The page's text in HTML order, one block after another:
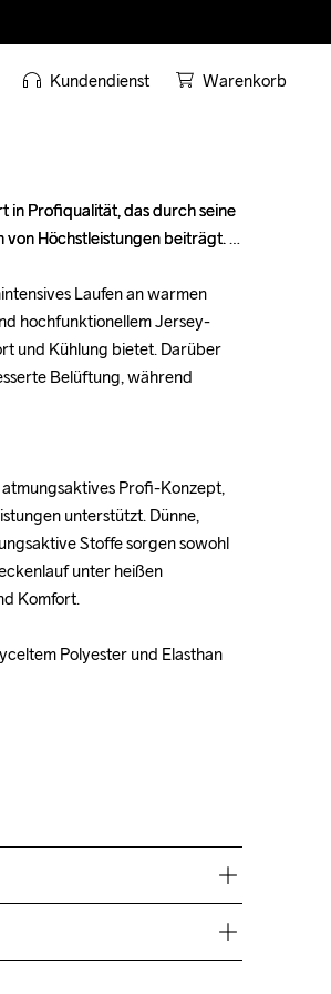
Kundendienst Warenkorb
in Profiqualität, das durch seine
Höchstleistungen beiträgt.
Laufen an warmen
hochfunktionellem Jersey-
und Kühlung bietet. Darüber
Belüftung, während
Profi-Konzept,
unterstützt. Dünne,
Stoffe sorgen sowohl
unter heißen
Komfort.
Polyester und Elasthan
in Profiqualität, das durch seine
Höchstleistungen beiträgt.
Laufen an warmen
hochfunktionellem Jersey-
und Kühlung bietet. Darüber
Belüftung, während
Profi-Konzept,
unterstützt. Dünne,
Stoffe sorgen sowohl
unter heißen
Komfort.
Polyester und Elasthan